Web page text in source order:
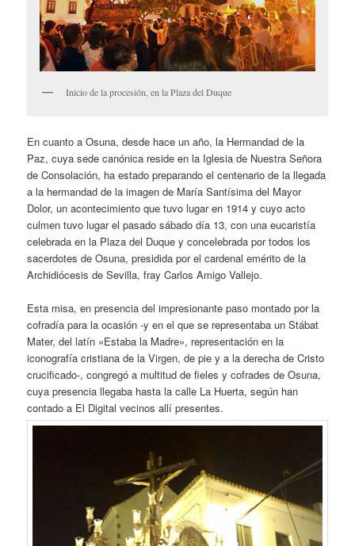
Inicio de la procesión, en la Plaza del Duque
En cuanto a Osuna, desde hace un año, la Hermandad de la
Paz, cuya sede canónica reside en la Iglesia de Nuestra Señora
de Consolación, ha estado preparando el centenario de la llegada
a la hermandad de la imagen de María Santísima del Mayor
Dolor, un acontecimiento que tuvo lugar en 1914 y cuyo acto
culmen tuvo lugar el pasado sábado día 13, con una eucaristía
celebrada en la Plaza del Duque y concelebrada por todos los
sacerdotes de Osuna, presidida por el cardenal emérito de la
Archidiócesis de Sevilla, fray Carlos Amigo Vallejo.
Esta misa, en presencia del impresionante paso montado por la
cofradía para la ocasión -y en el que se representaba un Stábat
Mater, del latín «Estaba la Madre», representación en la
iconografía cristiana de la Virgen, de pie y a la derecha de Cristo
crucificado-, congregó a multitud de fieles y cofrades de Osuna,
cuya presencia llegaba hasta la calle La Huerta, según han
contado a El Digital vecinos allí presentes.